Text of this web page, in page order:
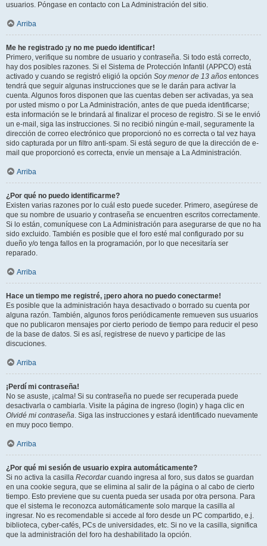
usuarios. Póngase en contacto con La Administración del sitio.
Arriba
Me he registrado ¡y no me puedo identificar!
Primero, verifique su nombre de usuario y contraseña. Si todo está correcto,
hay dos posibles razones. Si el Sistema de Protección Infantil (APPCO) está
activado y cuando se registró eligió la opción Soy menor de 13 años entonces
tendrá que seguir algunas instrucciones que se le darán para activar la
cuenta. Algunos foros disponen que las cuentas deben ser activadas, ya sea
por usted mismo o por La Administración, antes de que pueda identificarse;
esta información se le brindará al finalizar el proceso de registro. Si se le envió
un e-mail, siga las instrucciones. Si no recibió ningún e-mail, seguramente la
dirección de correo electrónico que proporcionó no es correcta o tal vez haya
sido capturada por un filtro anti-spam. Si está seguro de que la dirección de e-
mail que proporcionó es correcta, envíe un mensaje a La Administración.
Arriba
¿Por qué no puedo identificarme?
Existen varias razones por lo cuál esto puede suceder. Primero, asegúrese de
que su nombre de usuario y contraseña se encuentren escritos correctamente.
Si lo están, comuníquese con La Administración para asegurarse de que no ha
sido excluido. También es posible que el foro esté mal configurado por su
dueño y/o tenga fallos en la programación, por lo que necesitaría ser
reparado.
Arriba
Hace un tiempo me registré, ¡pero ahora no puedo conectarme!
Es posible que la administración haya desactivado o borrado su cuenta por
alguna razón. También, algunos foros periódicamente remueven sus usuarios
que no publicaron mensajes por cierto periodo de tiempo para reducir el peso
de la base de datos. Si es así, registrese de nuevo y participe de las
discuciones.
Arriba
¡Perdí mi contraseña!
No se asuste, ¡calma! Si su contraseña no puede ser recuperada puede
desactivarla o cambiarla. Visite la página de ingreso (login) y haga clic en
Olvidé mi contraseña. Siga las instrucciones y estará identificado nuevamente
en muy poco tiempo.
Arriba
¿Por qué mi sesión de usuario expira automáticamente?
Si no activa la casilla Recordarcuando ingresa al foro, sus datos se guardan
en una cookie segura, que se elimina al salir de la página o al cabo de cierto
tiempo. Esto previene que su cuenta pueda ser usada por otra persona. Para
que el sistema le reconozca automáticamente solo marque la casilla al
ingresar. No es recomendable si accede al foro desde un PC compartido, e.j.
biblioteca, cyber-cafés, PCs de universidades, etc. Si no ve la casilla, significa
que la administración del foro ha deshabilitado la opción.